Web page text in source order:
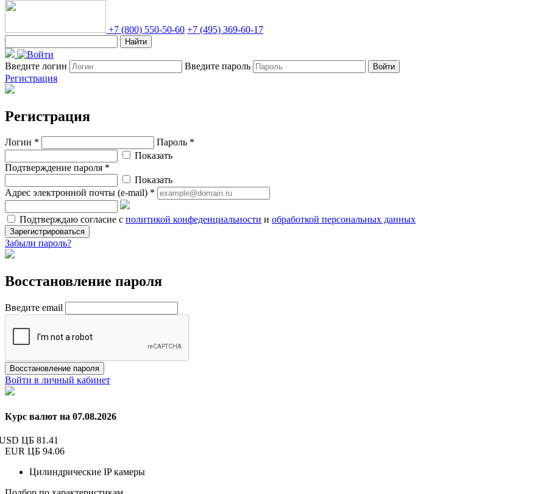
+7 (800) 550-50-60 +7 (495) 369-60-17
Найти
Введите логин Введите пароль Войти
Регистрация
Регистрация
Логин *
Пароль *
Показать
Подтверждение пароля *
Показать
Адрес электронной почты (e-mail) *
Подтверждаю согласие с политикой конфеденциальности и обработкой персональных данных
Зарегистрироваться
Забыли пароль?
Восстановление пароля
Введите email
Восстановление пароля
Войти в личный кабинет
Курс валют на 07.08.2026
ЦБ 81.41
EUR ЦБ 94.06
Цилиндрические IP камеры